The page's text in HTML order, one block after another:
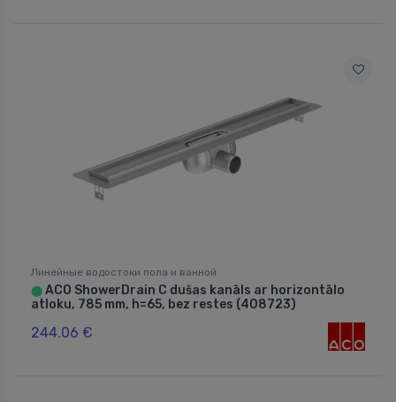
Линейные водостоки пола и ванной
⬤ ACO ShowerDrain C dušas kanāls ar horizontālo
atloku, 785 mm, h=65, bez restes (408723)
244.06 €